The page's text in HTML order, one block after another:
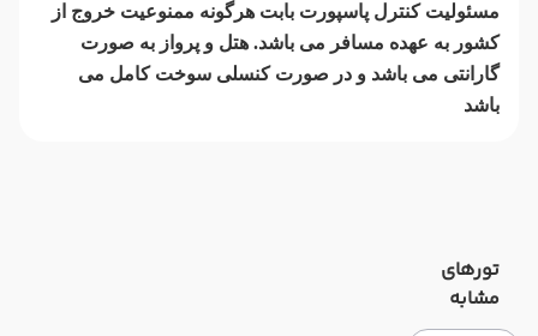
مسئولیت کنترل پاسپورت بابت هرگونه ممنوعیت خروج از
کشور به عهده مسافر می باشد. هتل و پرواز به صورت
گارانتی می باشد و در صورت کنسلی سوخت کامل می
باشد
تورهای
مشابه